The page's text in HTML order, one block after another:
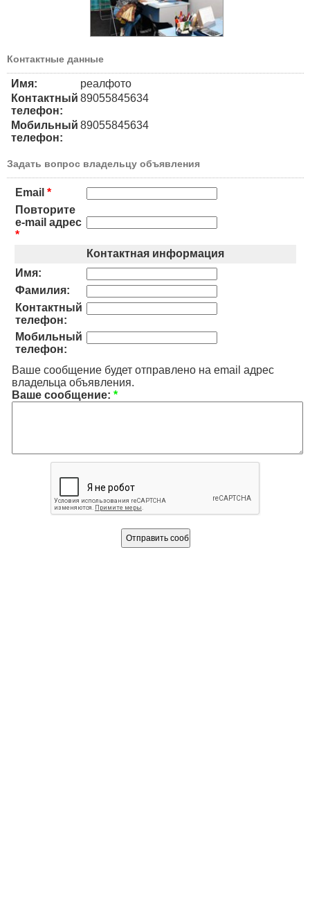
Контактные данные
Имя:
реалфото
Контактный
телефон:
89055845634
Мобильный
телефон:
89055845634
Задать вопрос владельцу объявления
Email *
Повторите
e-mail адрес
*
Контактная информация
Имя:
Фамилия:
Контактный
телефон:
Мобильный
телефон:
Ваше сообщение будет отправлено на email адрес
владельца объявления.
Ваше сообщение: *